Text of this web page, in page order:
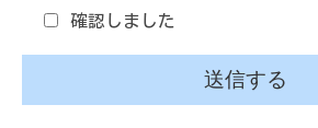
確認しました